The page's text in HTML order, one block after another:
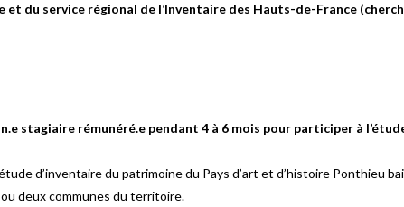
et du service régional de l’Inventaire des Hauts-de-France
stagiaire rémunéré.e pendant 4 à 6 mois pour participer à
d’inventaire du patrimoine du Pays d’art et d’histoire Ponthieu
deux communes du territoire.